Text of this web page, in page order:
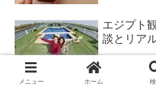
エジプト
談とリア
メニュー ホーム